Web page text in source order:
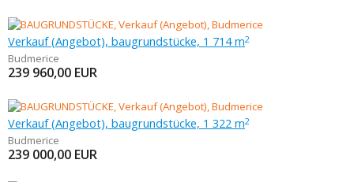
Verkauf (Angebot), baugrundstücke, 1 714 m2
Budmerice
239 960,00 EUR
Verkauf (Angebot), baugrundstücke, 1 322 m2
Budmerice
239 000,00 EUR